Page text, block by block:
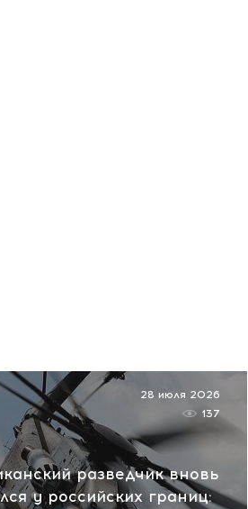
разведчик вновь
у российских границ:
28 июля 2026
137